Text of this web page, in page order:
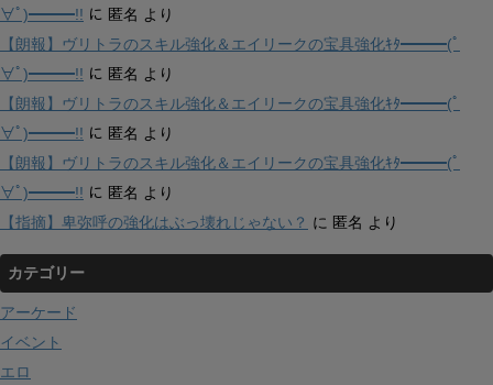
∀ﾟ)━━━!! に 匿名 より
【朗報】ヴリトラのスキル強化＆エイリークの宝具強化ｷﾀ━━━(ﾟ
∀ﾟ)━━━!! に 匿名 より
【朗報】ヴリトラのスキル強化＆エイリークの宝具強化ｷﾀ━━━(ﾟ
∀ﾟ)━━━!! に 匿名 より
【朗報】ヴリトラのスキル強化＆エイリークの宝具強化ｷﾀ━━━(ﾟ
∀ﾟ)━━━!! に 匿名 より
【指摘】卑弥呼の強化はぶっ壊れじゃない？ に 匿名 より
カテゴリー
アーケード
イベント
エロ